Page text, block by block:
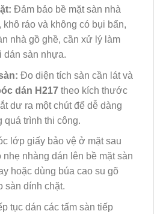
Đảm bảo bề mặt sàn nhà
khô ráo và không có bụi bẩn,
nhà gồ ghề, cần xử lý làm
dán sàn nhựa.
Đo diện tích sàn cần lát và
dán H217theo kích thước
dư ra một chút để dễ dàng
quá trình thi công.
lớp giấy bảo vệ ở mặt sau
nhẹ nhàng dán lên bề mặt sàn
hoặc dùng búa cao su gõ
sàn dính chặt.
tục dán các tấm sàn tiếp